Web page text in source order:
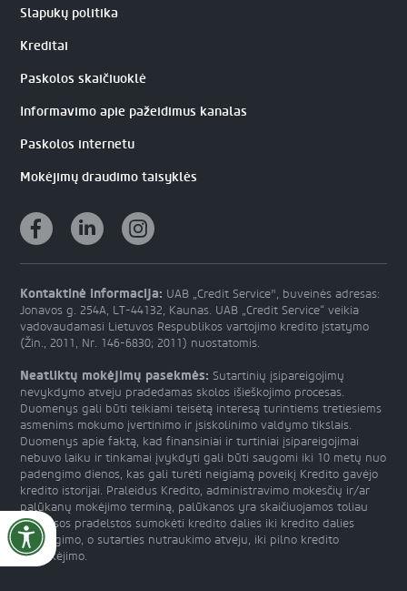
Slapukų politika
Kreditai
Paskolos skaičiuoklė
Informavimo apie pažeidimus kanalas
Paskolos internetu
Mokėjimų draudimo taisyklės
Kontaktinė informacija: UAB „Credit Service", buveinės adresas:
Jonavos g. 254A, LT-44132, Kaunas. UAB „Credit Service“ veikia
vadovaudamasi Lietuvos Respublikos vartojimo kredito įstatymo
(Žin., 2011, Nr. 146-6830; 2011) nuostatomis.
Neatliktų mokėjimų pasekmės: Sutartinių įsipareigojimų
nevykdymo atveju pradedamas skolos išieškojimo procesas.
Duomenys gali būti teikiami teisėtą interesą turintiems tretiesiems
asmenims mokumo įvertinimo ir įsiskolinimo valdymo tikslais.
Duomenys apie faktą, kad finansiniai ir turtiniai įsipareigojimai
nebuvo laiku ir tinkamai įvykdyti gali būti saugomi iki 10 metų nuo
padengimo dienos, kas gali turėti neigiamą poveikį Kredito gavėjo
kredito istorijai. Praleidus Kredito, administravimo mokesčių ir/ar
palūkanų mokėjimo terminą, palūkanos yra skaičiuojamos toliau
nuo visos pradelstos sumokėti kredito dalies iki kredito dalies
padengimo, o sutarties nutraukimo atveju, iki pilno kredito
apmokėjimo.